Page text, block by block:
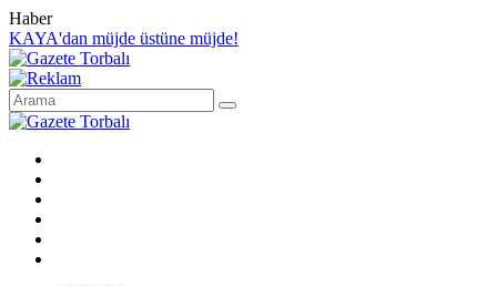
Haber
KAYA'dan müjde üstüne müjde!